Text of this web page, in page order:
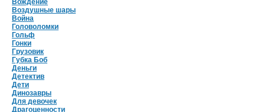
Вождение
Воздушные шары
Война
Головоломки
Гольф
Гонки
Грузовик
Губка Боб
Деньги
Детектив
Дети
Динозавры
Для девочек
Драгоценности